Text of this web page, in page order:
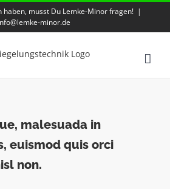
haben, musst Du Lemke-Minor fragen! |
minor.de
malesuada in
euismod quis orci
non.